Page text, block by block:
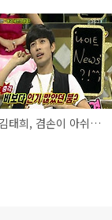
세븐-김태희, 겸손이 아쉬운 자뻑남여